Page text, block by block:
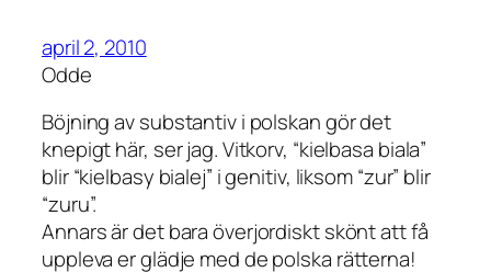
april 2, 2010
Odde
Böjning av substantiv i polskan gör det
knepigt här, ser jag. Vitkorv, “kielbasa biala”
blir “kielbasy bialej” i genitiv, liksom “zur” blir
“zuru”.
Annars är det bara överjordiskt skönt att få
uppleva er glädje med de polska rätterna!